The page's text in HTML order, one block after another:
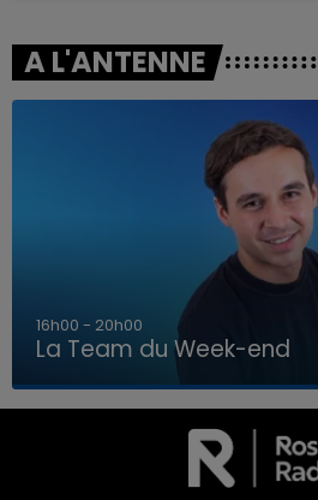
LA TEAM DU WEEK-END
A L'ANTENNE
7h00 - 12h00
La Team du Week-end